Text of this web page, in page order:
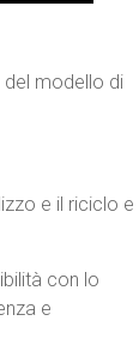
modello di
e il riciclo e
con lo
e